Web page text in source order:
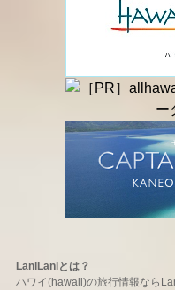
LaniLaniとは？
ハワイ(hawaii)の旅行情報なら